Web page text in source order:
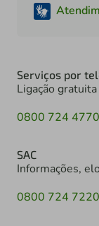
Serviços por
Ligação gratuita
0800 724 4770
SAC
Informações,
0800 724 7220